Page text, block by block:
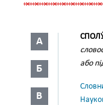
А
Б
В
або